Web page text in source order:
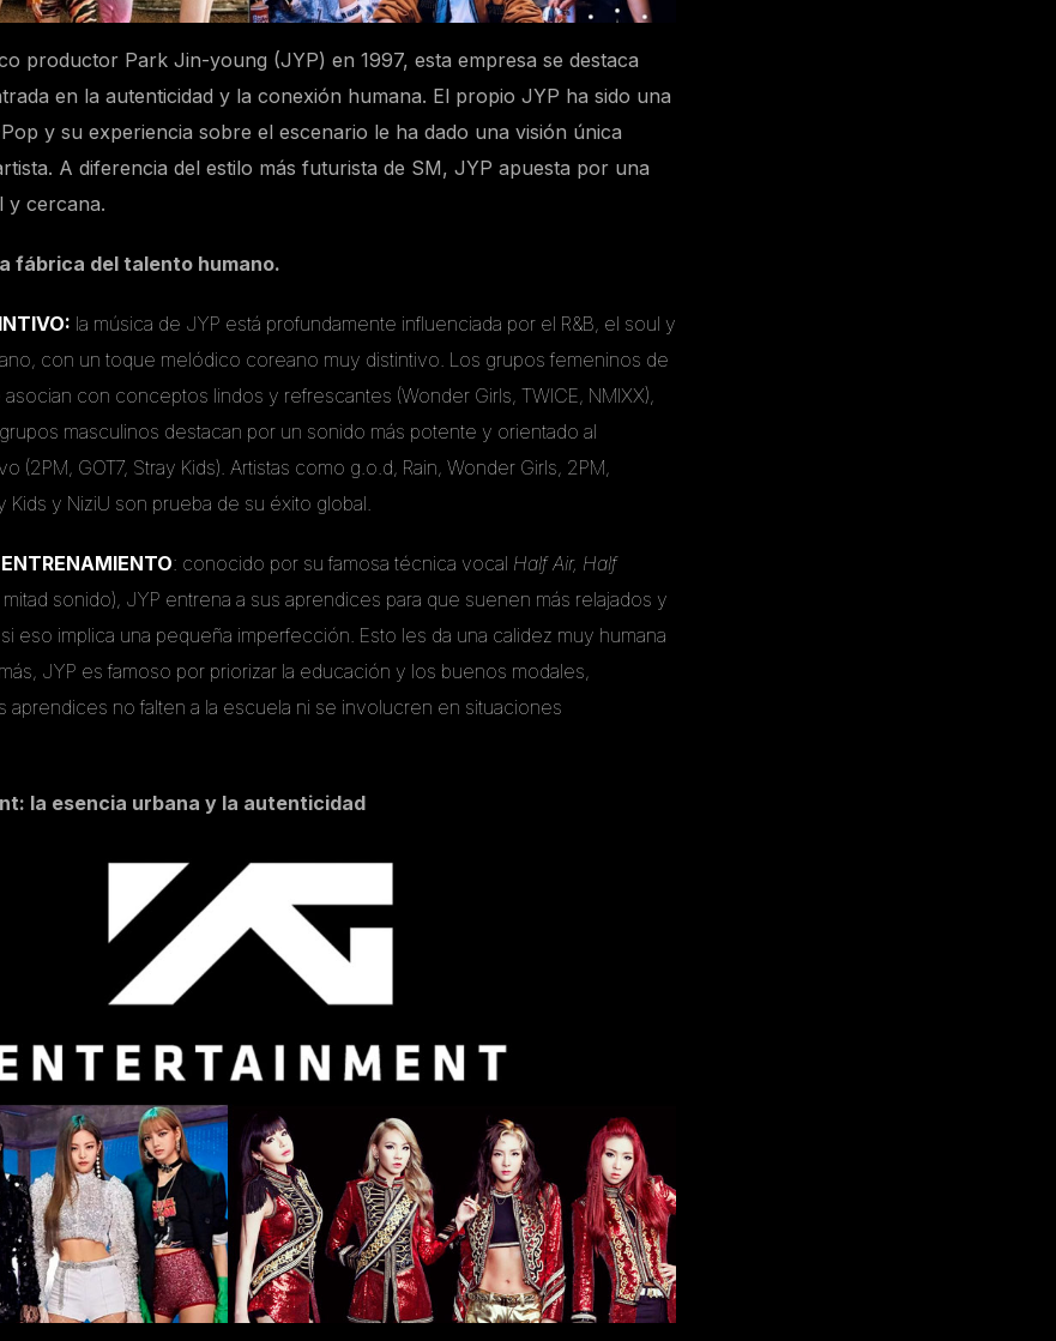
productor Park Jin-young (JYP) en 1997, esta empresa se destaca
en la autenticidad y la conexión humana. El propio JYP ha sido una
y su experiencia sobre el escenario le ha dado una visión única
A diferencia del estilo más futurista de SM, JYP apuesta por una
y cercana.
fábrica del talento humano.
la música de JYP está profundamente influenciada por el R&B, el soul y
con un toque melódico coreano muy distintivo. Los grupos femeninos de
con conceptos lindos y refrescantes (Wonder Girls, TWICE, NMIXX),
masculinos destacan por un sonido más potente y orientado al
(2PM, GOT7, Stray Kids). Artistas como g.o.d, Rain, Wonder Girls, 2PM,
Kids y NiziU son prueba de su éxito global.
: conocido por su famosa técnica vocal Half Air, Half
mitad sonido), JYP entrena a sus aprendices para que suenen más relajados y
eso implica una pequeña imperfección. Esto les da una calidez muy humana
JYP es famoso por priorizar la educación y los buenos modales,
aprendices no falten a la escuela ni se involucren en situaciones
la esencia urbana y la autenticidad